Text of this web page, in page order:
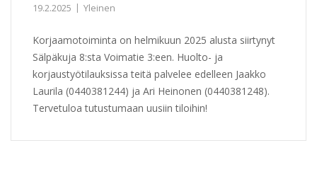
19.2.2025 Yleinen
Korjaamotoiminta on helmikuun 2025 alusta siirtynyt
Sälpäkuja 8:sta Voimatie 3:een. Huolto- ja
korjaustyötilauksissa teitä palvelee edelleen Jaakko
Laurila (0440381244) ja Ari Heinonen (0440381248).
Tervetuloa tutustumaan uusiin tiloihin!